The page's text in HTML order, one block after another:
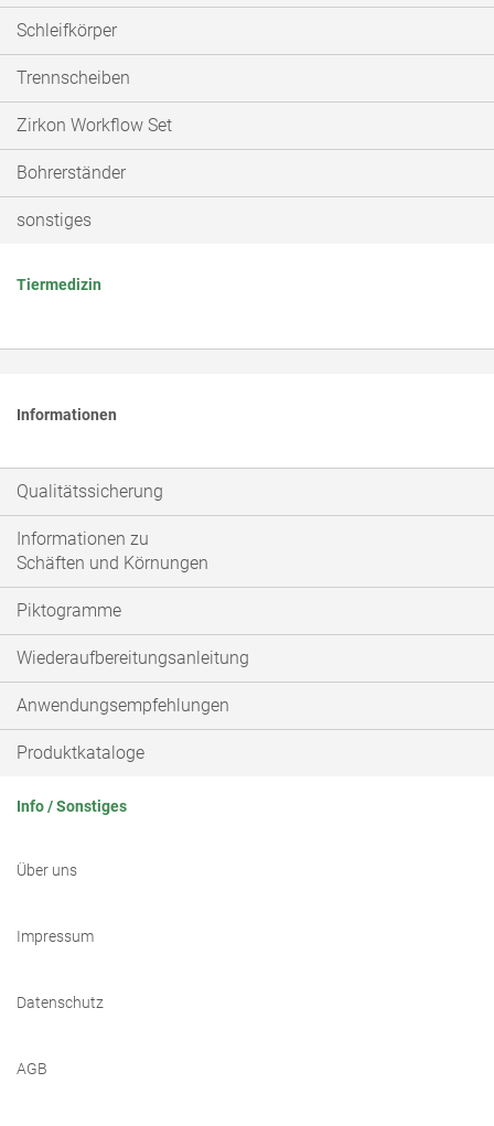
Schleifkörper
Trennscheiben
Zirkon Workflow Set
Bohrerständer
sonstiges
Tiermedizin
Informationen
Qualitätssicherung
Informationen zu
Schäften und Körnungen
Piktogramme
Wiederaufbereitungsanleitung
Anwendungsempfehlungen
Produktkataloge
Info / Sonstiges
Über uns
Impressum
Datenschutz
AGB